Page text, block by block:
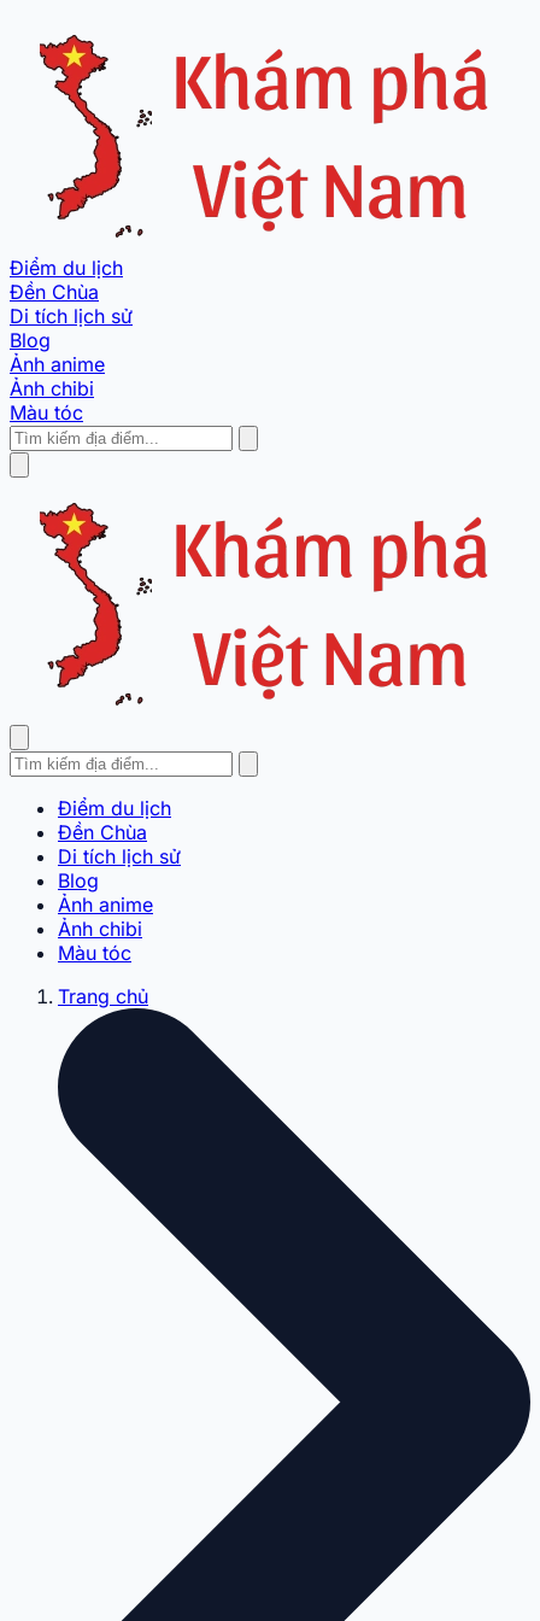
Điểm du lịch
Đền Chùa
Di tích lịch sử
Blog
Ảnh anime
Ảnh chibi
Màu tóc
Điểm du lịch
Đền Chùa
Di tích lịch sử
Blog
Ảnh anime
Ảnh chibi
Màu tóc
Trang chủ